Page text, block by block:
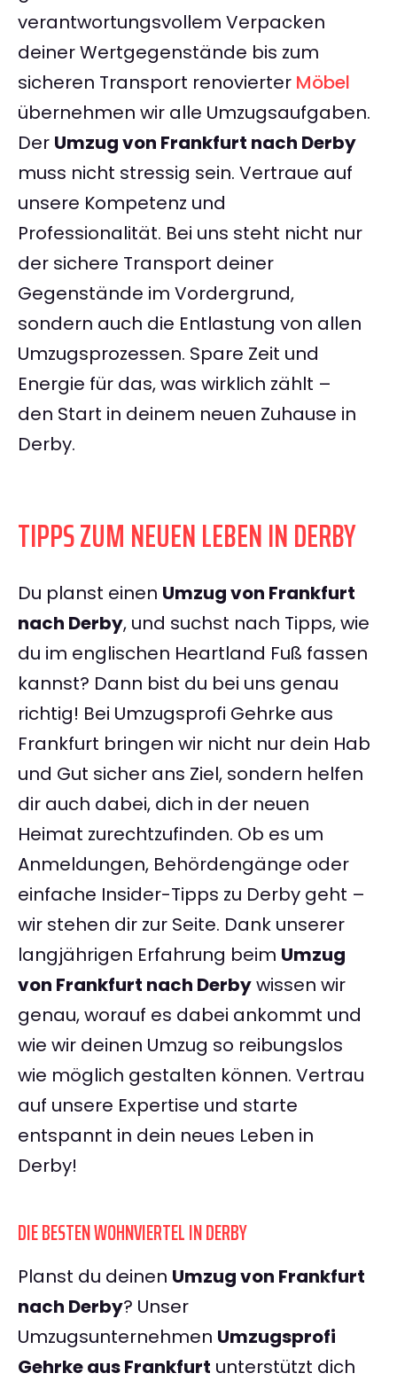
verantwortungsvollem Verpacken
deiner Wertgegenstände bis zum
sicheren Transport renovierter Möbel
übernehmen wir alle Umzugsaufgaben.
Der Umzug von Frankfurt nach Derby
muss nicht stressig sein. Vertraue auf
unsere Kompetenz und
Professionalität. Bei uns steht nicht nur
der sichere Transport deiner
Gegenstände im Vordergrund,
sondern auch die Entlastung von allen
Umzugsprozessen. Spare Zeit und
Energie für das, was wirklich zählt –
den Start in deinem neuen Zuhause in
Derby.
TIPPS ZUM NEUEN LEBEN IN DERBY
Du planst einen Umzug von Frankfurt
nach Derby, und suchst nach Tipps, wie
du im englischen Heartland Fuß fassen
kannst? Dann bist du bei uns genau
richtig! Bei Umzugsprofi Gehrke aus
Frankfurt bringen wir nicht nur dein Hab
und Gut sicher ans Ziel, sondern helfen
dir auch dabei, dich in der neuen
Heimat zurechtzufinden. Ob es um
Anmeldungen, Behördengänge oder
einfache Insider-Tipps zu Derby geht –
wir stehen dir zur Seite. Dank unserer
langjährigen Erfahrung beim Umzug
von Frankfurt nach Derbywissen wir
genau, worauf es dabei ankommt und
wie wir deinen Umzug so reibungslos
wie möglich gestalten können. Vertrau
auf unsere Expertise und starte
entspannt in dein neues Leben in
Derby!
DIE BESTEN WOHNVIERTEL IN DERBY
Planst du deinen Umzug von Frankfurt
nach Derby? Unser
Umzugsunternehmen Umzugsprofi
Gehrke aus Frankfurt unterstützt dich